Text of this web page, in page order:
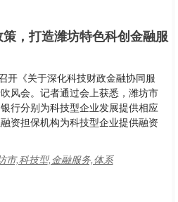
，打造潍坊特色科创金融服
开《关于深化科技财政金融协同服
风会。记者通过会上获悉，潍坊市
行分别为科技型企业发展提供相应
资担保机构为科技型企业提供融资
市,科技型,金融服务,体系